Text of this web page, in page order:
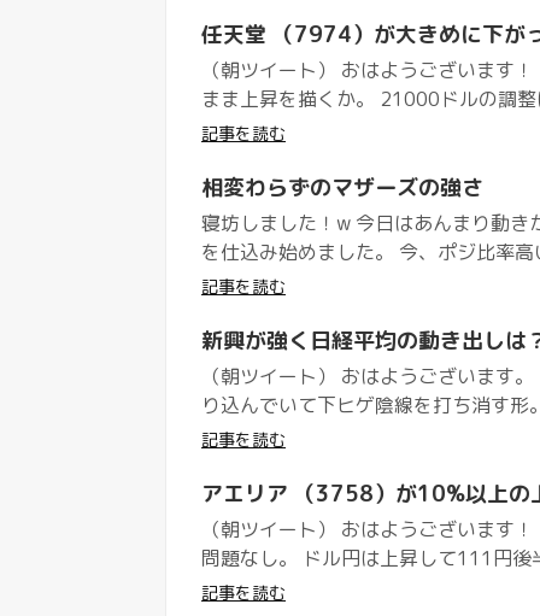
任天堂 （7974）が大きめに下が
（朝ツイート） おはようございます
まま上昇を描くか。 21000ドルの調
記事を読む
相変わらずのマザーズの強さ
寝坊しました！w 今日はあんまり動
を仕込み始めました。 今、ポジ比率
記事を読む
新興が強く日経平均の動き出しは
（朝ツイート） おはようございます
り込んでいて下ヒゲ陰線を打ち消す
記事を読む
アエリア （3758）が10%以上の
（朝ツイート） おはようございます
問題なし。 ドル円は上昇して111円後
記事を読む